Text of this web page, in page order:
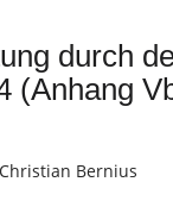
durch
(Anhang
Christian Bernius